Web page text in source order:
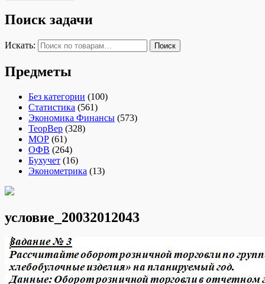
Поиск задачи
Искать: Поиск
Предметы
Без категории (100)
Статистика (561)
Экономика Финансы (573)
ТеорВер (328)
МОР (61)
ОФВ (264)
Бухучет (16)
Эконометрика (13)
условие_20032012043